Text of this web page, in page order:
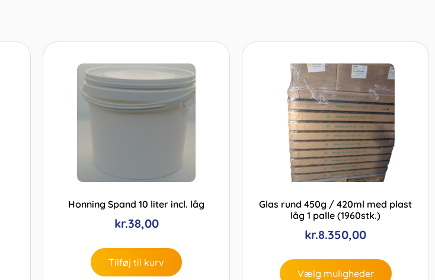
Honning Spand 10 liter incl. låg
kr.38,00
Tilføj til kurv
Glas rund 450g / 420ml med plast
låg 1 palle (1960stk.)
kr.8.350,00
Vælg muligheder